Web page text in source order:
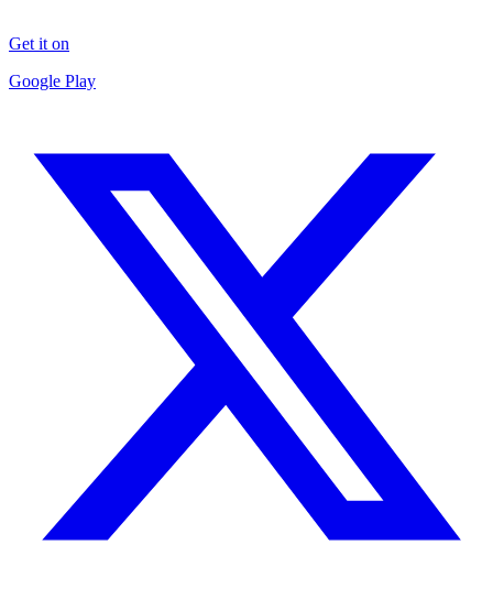
Get it on
Google Play